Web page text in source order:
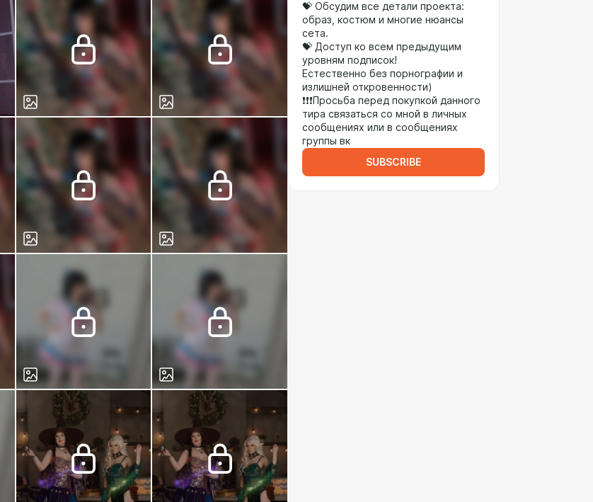
💝 Обсудим все детали проекта:
образ, костюм и многие нюансы
сета.
💝 Доступ ко всем предыдущим
уровням подписок!
Естественно без порнографии и
излишней откровенности)
❗❗❗Просьба перед покупкой данного
тира связаться со мной в личных
сообщениях или в сообщениях
группы вк
SUBSCRIBE